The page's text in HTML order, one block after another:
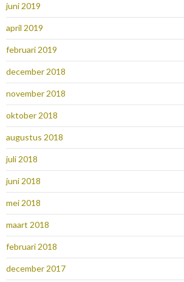
juni 2019
april 2019
februari 2019
december 2018
november 2018
oktober 2018
augustus 2018
juli 2018
juni 2018
mei 2018
maart 2018
februari 2018
december 2017